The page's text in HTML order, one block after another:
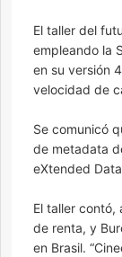
El taller del
empleando la
en su versión
velocidad de
Se comunicó
de metadata
eXtended
El taller contó,
de renta, y
en Brasil.